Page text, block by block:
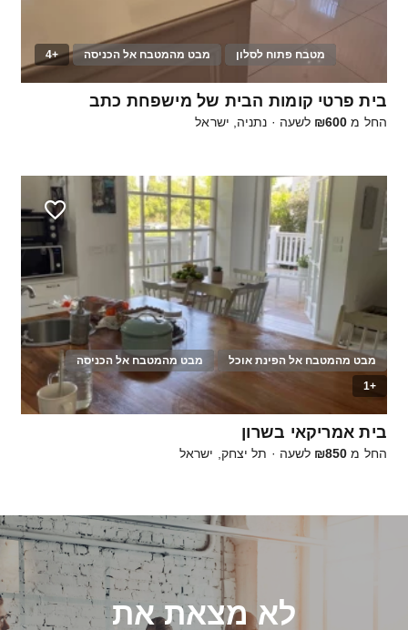
מטבח פתוח לסלון מבט מהמטבח אל הכניסה +4
בית פרטי קומות הבית של מישפחת כתב
החל מ ₪600 לשעה · נתניה, ישראל
מבט מהמטבח אל הפינת אוכל
מבט מהמטבח אל הכניסה
+1
בית אמריקאי בשרון
החל מ ₪850 לשעה · תל יצחק, ישראל
לא מצאת את